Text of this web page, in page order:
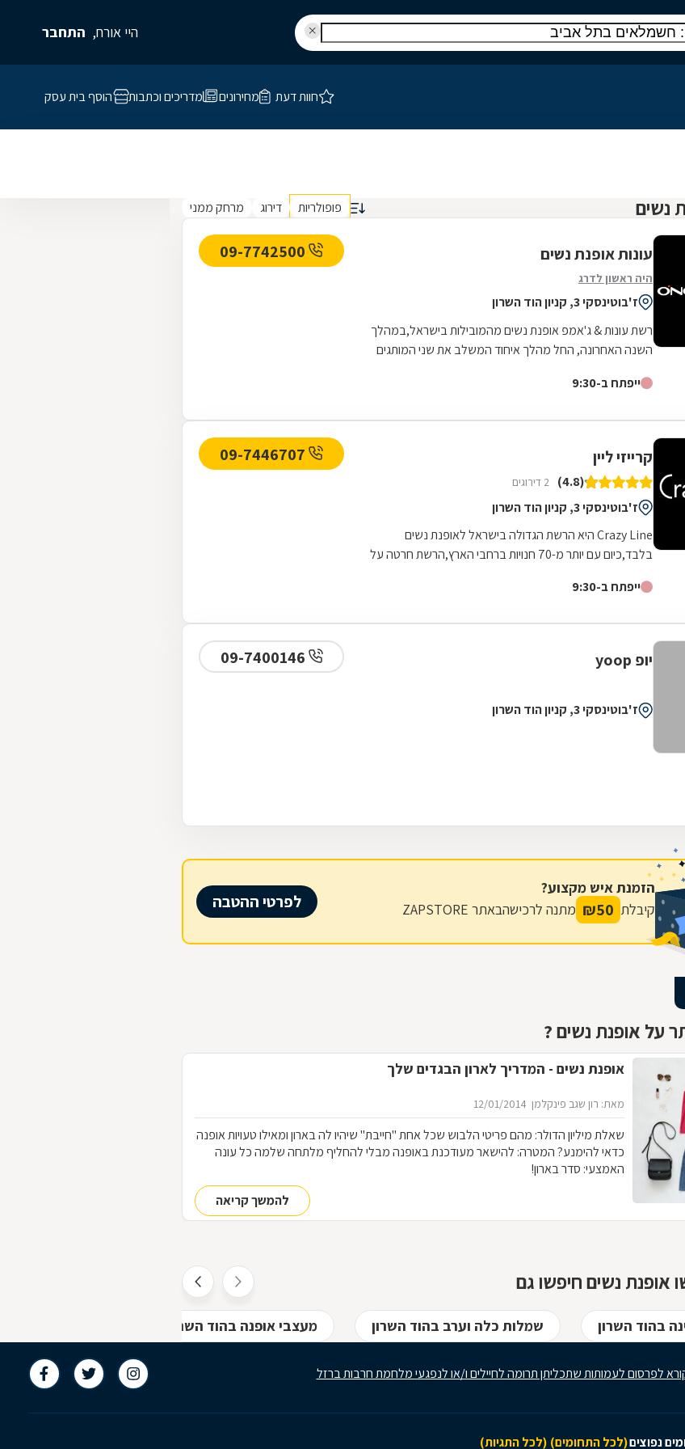
היי אורח, התחבר
חוות דעת מחירונים מדריכים וכתבות הוסף בית עסק
פופולריות דירוג מרחק ממני
עונות אופנת נשים
היה ראשון לדרג
ז'בוטינסקי 3, קניון הוד השרון
רשת עונות & ג'אמפ אופנת נשים מהמובילות בישראל,במהלך
השנה האחרונה, החל מהלך איחוד המשלב את שני המותגים
ייפתח ב-9:30
קרייזי ליין
(4.8) 2 דירוגים
ז'בוטינסקי 3, קניון הוד השרון
Crazy Line היא הרשת הגדולה בישראל לאופנת נשים
בלבד,כיום עם יותר מ-70 חנויות ברחבי הארץ,הרשת חרטה על
ייפתח ב-9:30
יופ yoop
ז'בוטינסקי 3, קניון הוד השרון
הזמנת איש מקצוע?
קיבלת 50
₪ מתנה לרכישהבאתר ZAPSTORE לפרטי ההטבה
על אופנת נשים ?
אופנת נשים - המדריך לארון הבגדים שלך
מאת: רון שגב פינקלמן 12/01/2014
שאלת מיליון הדולר: מהם פריטי הלבוש שכל אחת "חייבת" שיהיו לה בארון ומאילו טעויות אופנה
כדאי להימנע? המטרה: להישאר מעודכנת באופנה מבלי להחליף מלתחה שלמה כל עונה
האמצעי: סדר בארון!
להמשך קריאה
אופנת נשים חיפשו גם
בהוד השרון שמלות כלה וערב בהוד השרון מעצבי אופנה בהוד השרון
לפרסום לעמותות שתכליתן תרומה לחיילים ו/או לנפגעי מלחמת חרבות ברזל
נפוצים(לכל התחומים) (לכל התגיות)